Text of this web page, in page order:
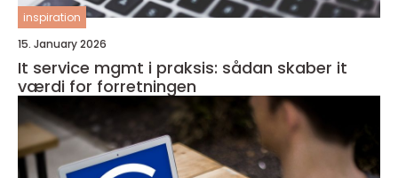
inspiration
15. January 2026
It service mgmt i praksis: sådan skaber it
værdi for forretningen